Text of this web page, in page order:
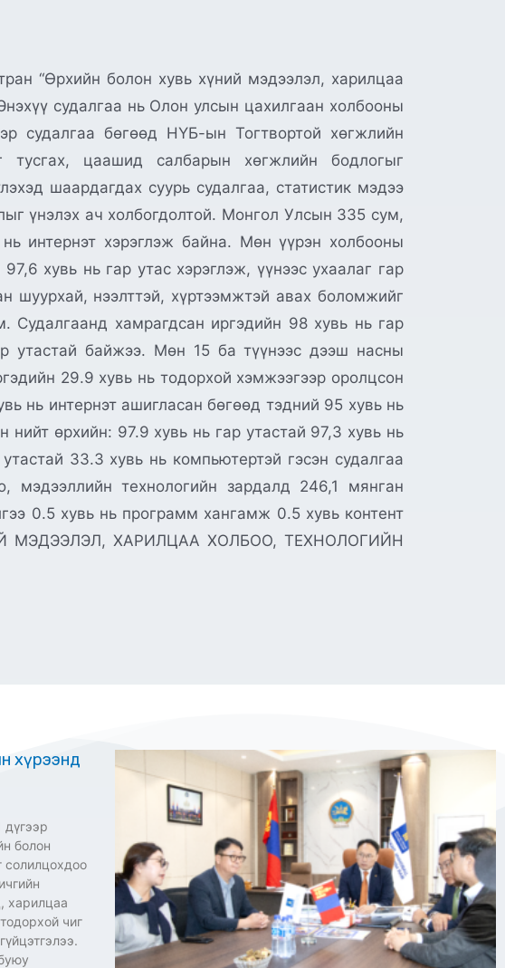
“Өрхийн болон хувь хүний мэдээлэл, харилцаа
судалгаа нь Олон улсын цахилгаан холбооны
судалгаа бөгөөд НҮБ-ын Тогтвортой хөгжлийн
тусгах, цаашид салбарын хөгжлийн бодлогыг
шаардагдах суурь судалгаа, статистик мэдээ
үнэлэх ач холбогдолтой. Монгол Улсын 335 сум,
интернэт хэрэглэж байна. Мөн үүрэн холбооны
хувь нь гар утас хэрэглэж, үүнээс ухаалаг гар
шуурхай, нээлттэй, хүртээмжтэй авах боломжийг
Судалгаанд хамрагдсан иргэдийн 98 хувь нь гар
утастай байжээ. Мөн 15 ба түүнээс дээш насны
29.9 хувь нь тодорхой хэмжээгээр оролцсон
нь интернэт ашигласан бөгөөд тэдний 95 хувь нь
өрхийн: 97.9 хувь нь гар утастай 97,3 хувь нь
33.3 хувь нь компьютертэй гэсэн судалгаа
мэдээллийн технологийн зардалд 246,1 мянган
0.5 хувь нь программ хангамж 0.5 хувь контент
МЭДЭЭЛЭЛ, ХАРИЛЦАА ХОЛБОО, ТЕХНОЛОГИЙН
хүрээнд
дүгээр
болон
солилцохдоо
харилцаа
чиг